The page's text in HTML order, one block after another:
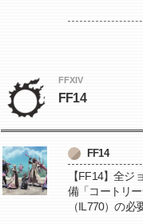
FFXIV
FF14
FF14
【FF14】全ジ
備「コートリ
（IL770）の必